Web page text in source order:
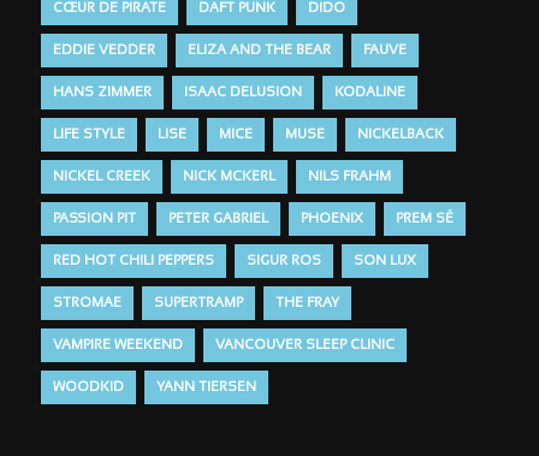
CŒUR DE PIRATE DAFT PUNK DIDO
EDDIE VEDDER ELIZA AND THE BEAR FAUVE
HANS ZIMMER ISAAC DELUSION KODALINE
LIFE STYLE LISE MICE MUSE NICKELBACK
NICKEL CREEK NICK MCKERL NILS FRAHM
PASSION PIT PETER GABRIEL PHOENIX PREM SÉ
RED HOT CHILI PEPPERS SIGUR ROS SON LUX
STROMAE SUPERTRAMP THE FRAY
VAMPIRE WEEKEND VANCOUVER SLEEP CLINIC
WOODKID YANN TIERSEN